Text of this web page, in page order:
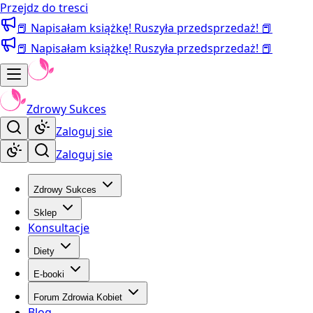
Przejdz do tresci
📕 Napisałam książkę! Ruszyła przedsprzedaż! 📕
📕 Napisałam książkę! Ruszyła przedsprzedaż! 📕
Zdrowy Sukces
Zaloguj sie
Zaloguj sie
Zdrowy Sukces
Sklep
Konsultacje
Diety
E-booki
Forum Zdrowia Kobiet